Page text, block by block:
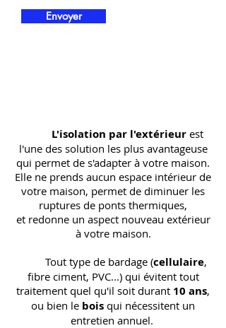
Envoyer
L'isolation par l'extérieurest
l'une des solution les plus avantageuse
qui permet de s'adapter à votre maison.
Elle ne prends aucun espace intérieur de
votre maison, permet de diminuer les
ruptures de ponts thermiques,
et redonne un aspect nouveau extérieur
à votre maison.
Tout type de bardage (cellulaire,
fibre ciment, PVC...) qui évitent tout
traitement quel qu'il soit durant 10 ans,
ou bien le bois qui nécessitent un
entretien annuel.